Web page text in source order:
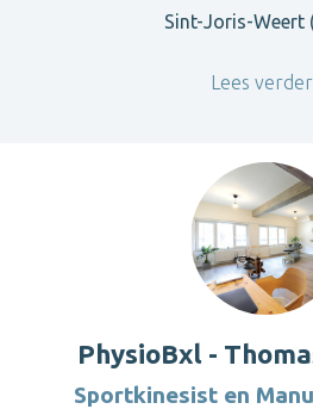
Sint-Joris-Weert
Lees verder
PhysioBxl -
Sportkinesist en